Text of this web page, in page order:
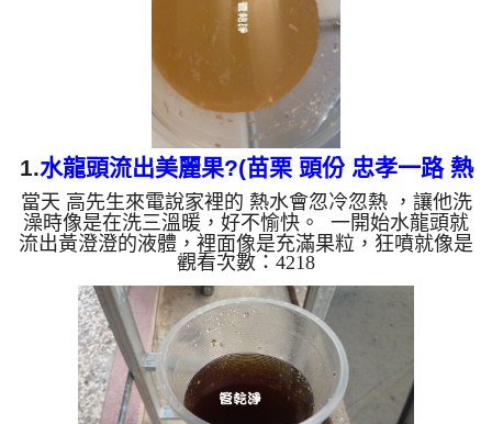
1.水龍頭流出美麗果?(苗栗 頭份 忠孝一路 熱
水忽冷忽熱 )
當天 高先生來電說家裡的 熱水會忽冷忽熱 ，讓他洗
澡時像是在洗三溫暖，好不愉快。 一開始水龍頭就
流出黃澄澄的液體，裡面像是充滿果粒，狂噴就像是
一杯杯美麗果果汁一樣在杯子裡，還浮了一層油。
水管裡的髒東西不斷流出來，水的顏色慢慢變成透
明，髒東西也越來越少，最後變成乾淨的清水。 清
洗水管 是利用 高週波脈衝式水管清洗機 ，將檸檬酸
打入水管，讓水管管壁的鐵鏽及生物膜軟化，透過空
氣與水混合，產生阻力，這時高周波就會把生物膜、
淤泥等等雜質沖出來。 有時候把水塔洗一洗發現水
龍頭出水變小了...
觀看次數：4218